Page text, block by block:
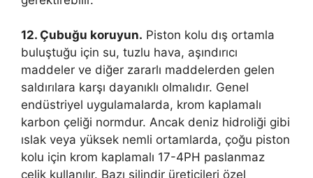
12. Çubuğu koruyun. Piston kolu dış ortamla
buluştuğu için su, tuzlu hava, aşındırıcı
maddeler ve diğer zararlı maddelerden gelen
saldırılara karşı dayanıklı olmalıdır. Genel
endüstriyel uygulamalarda, krom kaplamalı
karbon çeliği normdur. Ancak deniz hidroliği gibi
ıslak veya yüksek nemli ortamlarda, çoğu piston
kolu için krom kaplamalı 17-4PH paslanmaz
çelik kullanılır. Bazı silindir üreticileri özel